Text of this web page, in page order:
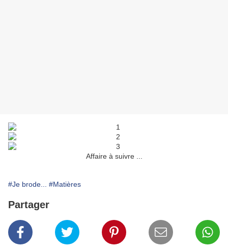
Affaire à suivre ...
#Je brode... #Matières
Partager